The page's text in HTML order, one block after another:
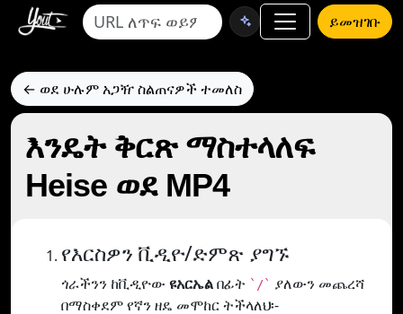
ይመዝገቡ
← ወደ ሁሉም አጋዥ ስልጠናዎች ተመለስ
እንዴት ቅርጽ ማስተላለፍ
Heise ወደ MP4
የእርስዎን ቪዲዮ/ድምጽ ያግኙ
ጎራችንን ከቪዲዮው ዩአርኤልበፊት `/` ያለውን መጨረሻ
በማስቀደም የኛን ዘዴ መሞከር ትችላለህ፡-